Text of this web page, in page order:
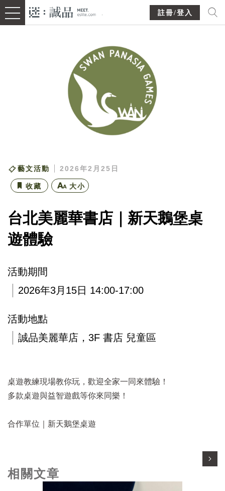
註冊/登入
藝文活動 2026年2月25日
收藏 大小
台北美麗華書店｜新天鵝堡桌
遊體驗
活動期間
2026年3月15日 14:00-17:00
活動地點
誠品美麗華店，3F 書店 兒童區
桌遊教練現場教你玩，歡迎全家一同來體驗！
多款桌遊與益智遊戲等你來同樂！
合作單位｜新天鵝堡桌遊
相關文章